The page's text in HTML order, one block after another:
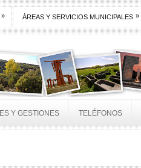
» ÁREAS Y SERVICIOS MUNICIPALES »
Y GESTIONES TELÉFONOS